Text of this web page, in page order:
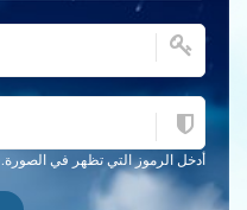
أدخل الرموز التي تظهر في الصورة.